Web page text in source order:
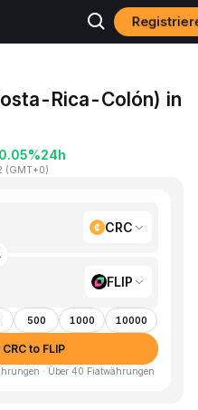
Rica-Colón) in
24h
(GMT+0)
CRC
FLIP
500 1000 10000
to FLIP
· Über 40 Fiatwährungen